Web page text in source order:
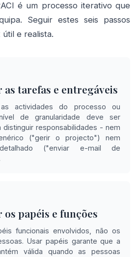
é um processo iterativo que
Seguir estes seis passos
e realista.
tarefas e entregáveis
actividades do processo ou
de granularidade deve ser
distinguir responsabilidades - nem
("gerir o projecto") nem
("enviar e-mail de
papéis e funções
funcionais envolvidos, não os
Usar papéis garante que a
válida quando as pessoas